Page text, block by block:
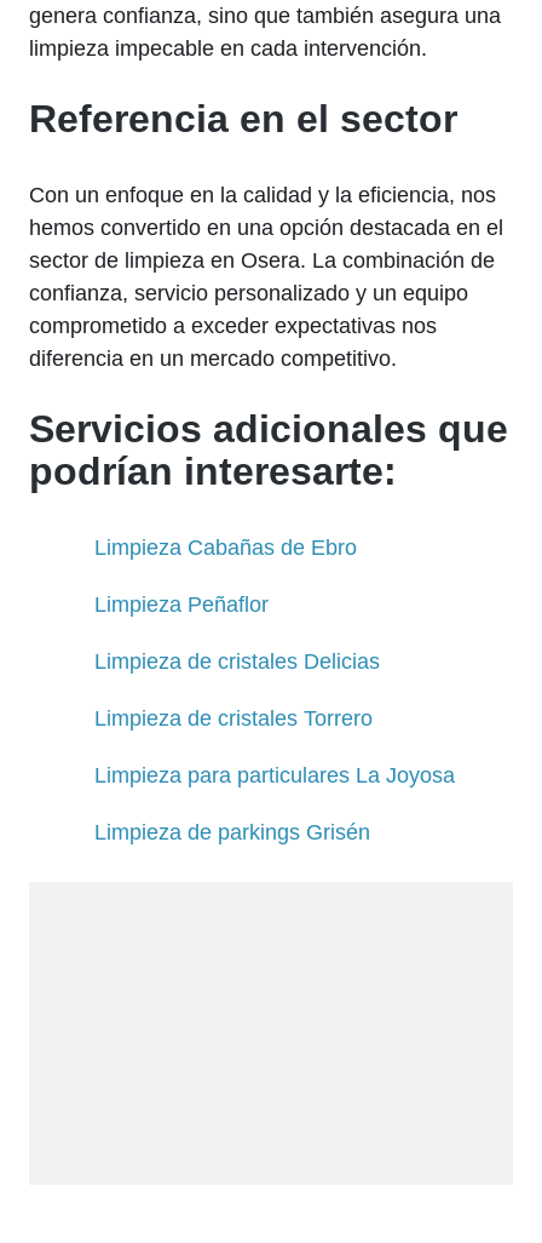
genera confianza, sino que también asegura una
limpieza impecable en cada intervención.
Referencia en el sector
Con un enfoque en la calidad y la eficiencia, nos
hemos convertido en una opción destacada en el
sector de limpieza en Osera. La combinación de
confianza, servicio personalizado y un equipo
comprometido a exceder expectativas nos
diferencia en un mercado competitivo.
Servicios adicionales que
podrían interesarte:
Limpieza Cabañas de Ebro
Limpieza Peñaflor
Limpieza de cristales Delicias
Limpieza de cristales Torrero
Limpieza para particulares La Joyosa
Limpieza de parkings Grisén